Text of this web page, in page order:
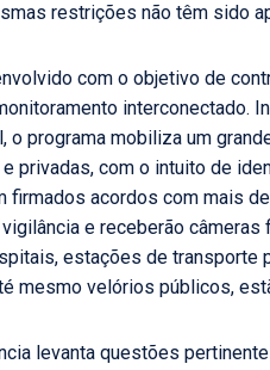
restrições não têm sido
com o objetivo de
interconectado.
programa mobiliza um
privadas, com o intuito de
acordos com mais
e receberão câmeras
estações de transporte
velórios públicos,
levanta questões